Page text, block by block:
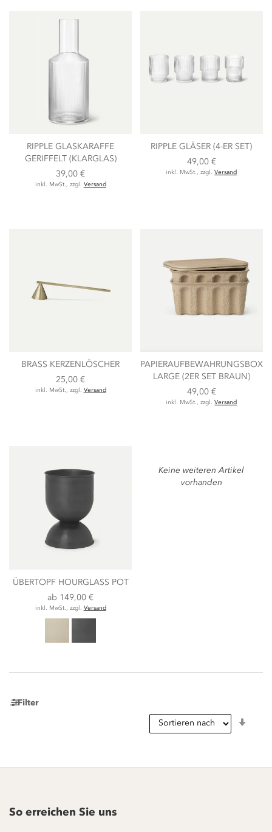
RIPPLE GLASKARAFFE
GERIFFELT (KLARGLAS)
39,00 €
inkl. MwSt., zzgl. Versand
RIPPLE GLÄSER (4-ER SET)
49,00 €
inkl. MwSt., zzgl.Versand
BRASS KERZENLÖSCHER
25,00 €
inkl. MwSt., zzgl. Versand
PAPIERAUFBEWAHRUNGSBOX
LARGE (2ER SET BRAUN)
49,00 €
inkl. MwSt., zzgl.Versand
ÜBERTOPF HOURGLASS POT
ab 149,00 €
inkl. MwSt., zzgl. Versand
Keine weiteren Artikel
vorhanden
Filter
So erreichen Sie uns